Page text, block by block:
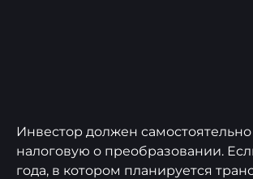
Инвестор должен
налоговую о преобразовании.
года, в котором планируется